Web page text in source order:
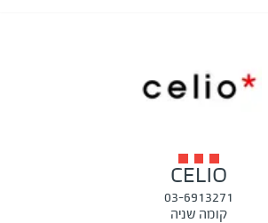
CELIO
03-6913271
קומה שניה